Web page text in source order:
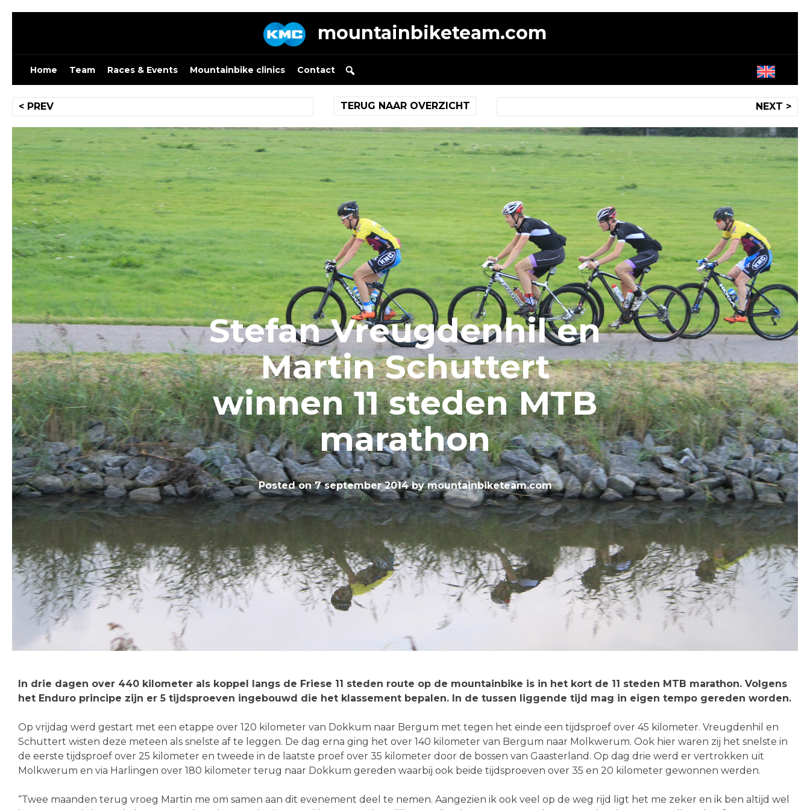
Skip
mountainbiketeam.com
Home Team Races & Events Mountainbike clinics Contact
Bericht
navigatie
< PREV NEXT >
TERUG NAAR OVERZICHT
Stefan Vreugdenhil en
Martin Schuttert
winnen 11 steden MTB
marathon
Posted on7 september 2014bymountainbiketeam.com
In drie dagen over 440 kilometer als koppel langs de Friese 11 steden route op de mountainbike is in het kort de 11 steden MTB marathon. Volgens
het Enduro principe zijn er 5 tijdsproeven ingebouwd die het klassement bepalen. In de tussen liggende tijd mag in eigen tempo gereden worden.
Op vrijdag werd gestart met een etappe over 120 kilometer van Dokkum naar Bergum met tegen het einde een tijdsproef over 45 kilometer. Vreugdenhil en
Schuttert wisten deze meteen als snelste af te leggen. De dag erna ging het over 140 kilometer van Bergum naar Molkwerum. Ook hier waren zij het snelste in
de eerste tijdsproef over 25 kilometer en tweede in de laatste proef over 35 kilometer door de bossen van Gaasterland. Op dag drie werd er vertrokken uit
Molkwerum en via Harlingen over 180 kilometer terug naar Dokkum gereden waarbij ook beide tijdsproeven over 35 en 20 kilometer gewonnen werden.
“Twee maanden terug vroeg Martin me om samen aan dit evenement deel te nemen. Aangezien ik ook veel op de weg rijd ligt het me zeker en ik ben altijd wel